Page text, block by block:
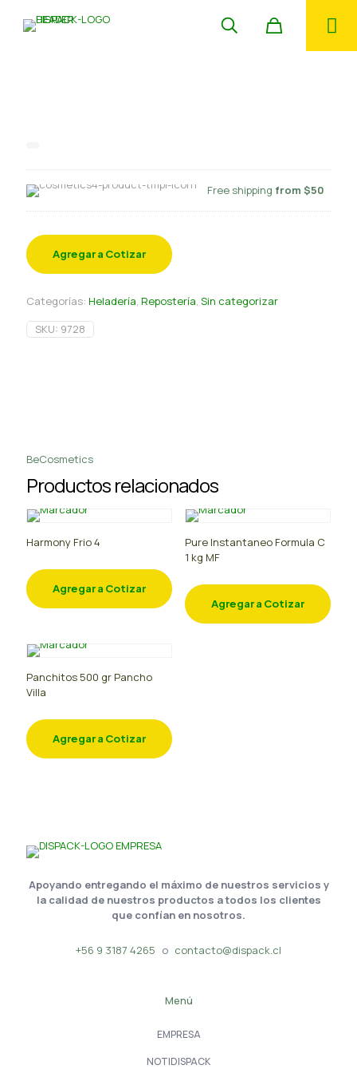
Free shipping from $50
Agregar a Cotizar
Categorías: Heladería, Repostería, Sin categorizar
SKU: 9728
BeCosmetics
Productos relacionados
Harmony Frio 4
Agregar a Cotizar
Pure Instantaneo Formula C
1 kg MF
Agregar a Cotizar
Panchitos 500 gr Pancho
Villa
Agregar a Cotizar
Apoyando entregando el máximo de nuestros servicios y
la calidad de nuestros productos a todos los clientes
que confían en nosotros.
+56 9 3187 4265 o contacto@dispack.cl
Menú
EMPRESA
NOTIDISPACK